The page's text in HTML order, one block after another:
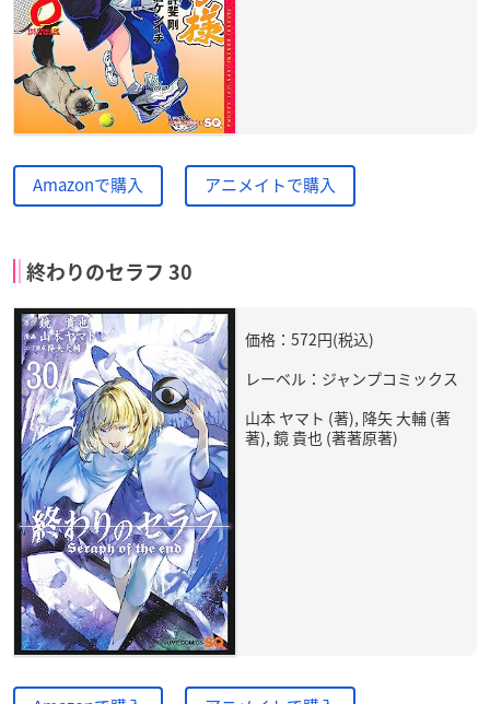
Amazonで購入 アニメイトで購入
終わりのセラフ 30
価格：572円(税込)
レーベル：ジャンプコミックス
山本 ヤマト (著), 降矢 大輔 (著
著), 鏡 貴也 (著著原著)